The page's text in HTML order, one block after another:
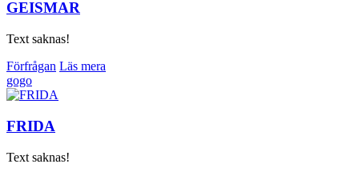
GEISMAR
Text saknas!
Förfrågan Läs mera
gogo
FRIDA
Text saknas!